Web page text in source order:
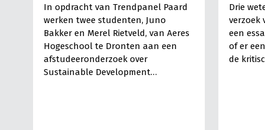
In opdracht van Trendpanel Paard
werken twee studenten, Juno
Bakker en Merel Rietveld, van Aeres
Hogeschool te Dronten aan een
afstudeeronderzoek over
Sustainable Development…
Drie
verzoek
een
of er
de